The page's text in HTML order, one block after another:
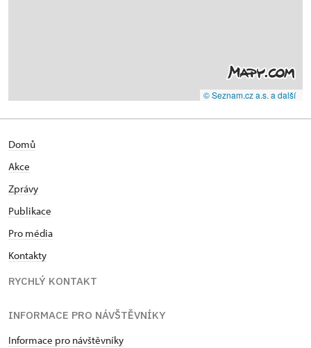
© Seznam.cz a.s. a další
Domů
Akce
Zprávy
Publikace
Pro média
Kontakty
RYCHLÝ KONTAKT
INFORMACE PRO NÁVŠTĚVNÍKY
Informace pro návštěvníky